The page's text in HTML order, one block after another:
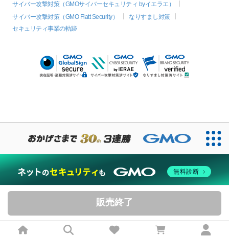
販売終了
サイバー攻撃対策（GMOサイバーセキュリティ byイエラエ）
サイバー攻撃対策（GMO Flatt Security）
なりすまし対策
セキュリティ事業の軌跡
無料診断